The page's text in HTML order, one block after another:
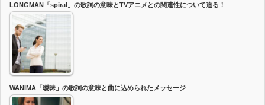
LONGMAN「spiral」の歌詞の意味とTVアニメとの関連性について迫る！
WANIMA「曖昧」の歌詞の意味と曲に込められたメッセージ